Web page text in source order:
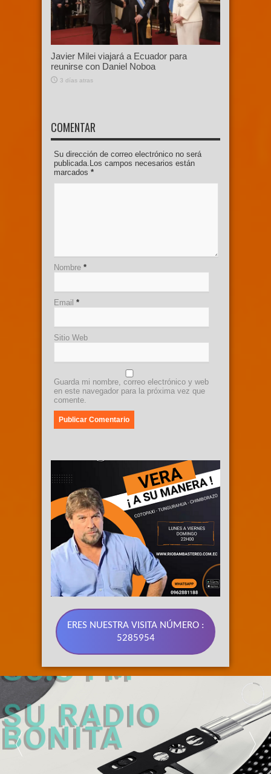
Javier Milei viajará a Ecuador para
reunirse con Daniel Noboa
3 días atras
COMENTAR
Su dirección de correo electrónico no será
publicada.Los campos necesarios están
marcados *
Nombre *
Email *
Sitio Web
Guarda mi nombre, correo electrónico y web
en este navegador para la próxima vez que
comente.
ERES NUESTRA VISITA NÚMERO :
5285954
89.3 FM
SU RADIO